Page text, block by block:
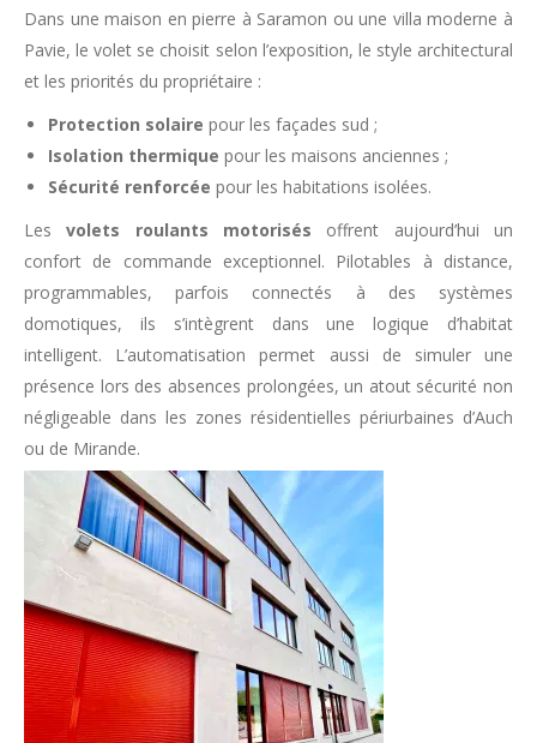
Dans une maison en pierre à Saramon ou une villa moderne à
Pavie, le volet se choisit selon l’exposition, le style architectural
et les priorités du propriétaire :
Protection solaire pour les façades sud ;
Isolation thermique pour les maisons anciennes ;
Sécurité renforcée pour les habitations isolées.
Lesvolets roulants motorisés offrent aujourd’hui un
confort de commande exceptionnel. Pilotables à distance,
programmables, parfois connectés à des systèmes
domotiques, ils s’intègrent dans une logique d’habitat
intelligent. L’automatisation permet aussi de simuler une
présence lors des absences prolongées, un atout sécurité non
négligeable dans les zones résidentielles périurbaines d’Auch
ou de Mirande.